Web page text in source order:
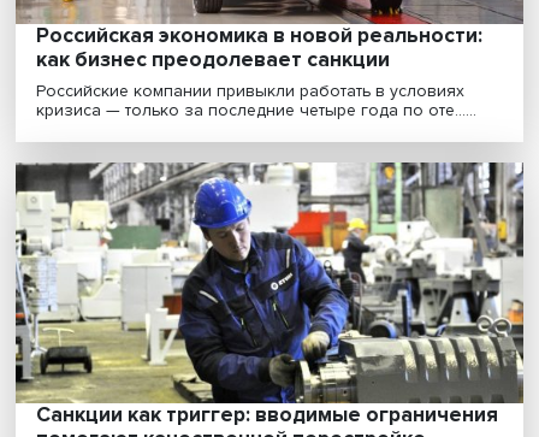
Эксперты отмечают, что те или иные антироссийские
санкции в ЕС зачастую лоббируются
Структурная перестройка: какую роль
сыграет Россия в новой мировой